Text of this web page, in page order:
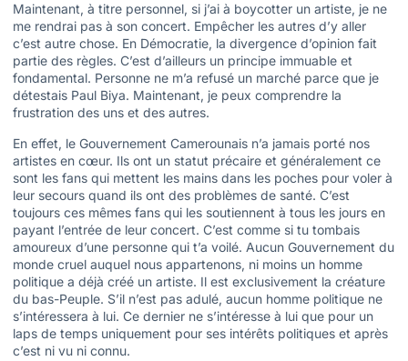
Maintenant, à titre personnel, si j’ai à boycotter un artiste, je ne
me rendrai pas à son concert. Empêcher les autres d’y aller
c’est autre chose. En Démocratie, la divergence d’opinion fait
partie des règles. C’est d’ailleurs un principe immuable et
fondamental. Personne ne m’a refusé un marché parce que je
détestais Paul Biya. Maintenant, je peux comprendre la
frustration des uns et des autres.
En effet, le Gouvernement Camerounais n’a jamais porté nos
artistes en cœur. Ils ont un statut précaire et généralement ce
sont les fans qui mettent les mains dans les poches pour voler à
leur secours quand ils ont des problèmes de santé. C’est
toujours ces mêmes fans qui les soutiennent à tous les jours en
payant l’entrée de leur concert. C’est comme si tu tombais
amoureux d’une personne qui t’a voilé. Aucun Gouvernement du
monde cruel auquel nous appartenons, ni moins un homme
politique a déjà créé un artiste. Il est exclusivement la créature
du bas-Peuple. S’il n’est pas adulé, aucun homme politique ne
s’intéressera à lui. Ce dernier ne s’intéresse à lui que pour un
laps de temps uniquement pour ses intérêts politiques et après
c’est ni vu ni connu.